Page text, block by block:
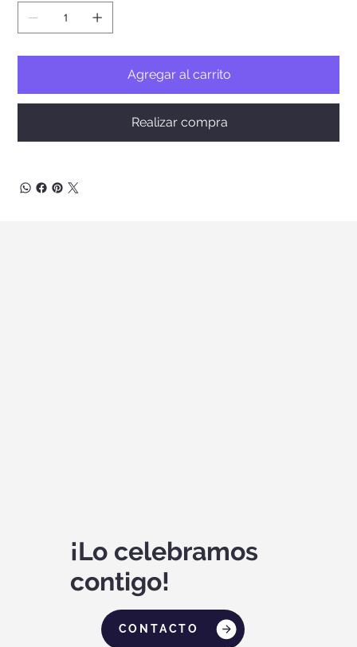
Agregar al carrito
Realizar compra
¡Lo celebramos
contigo!
CONTACTO